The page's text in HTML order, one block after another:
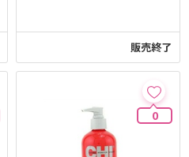
販売終了
0